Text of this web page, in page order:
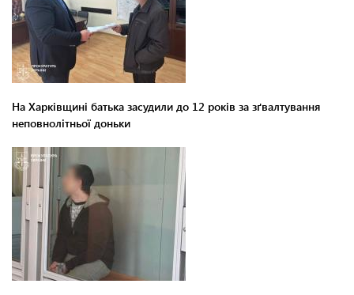
На Харківщині батька засудили до 12 років за зґвалтування
неповнолітньої доньки